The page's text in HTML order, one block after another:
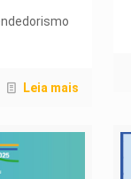
Leia mais